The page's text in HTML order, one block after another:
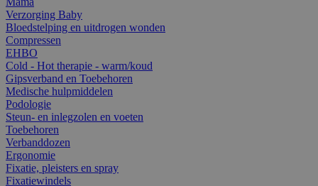
Verzorging Baby
Bloedstelping en uitdrogen wonden
Compressen
EHBO
Cold - Hot therapie - warm/koud
Gipsverband en Toebehoren
Medische hulpmiddelen
Podologie
Steun- en inlegzolen en voeten
Toebehoren
Verbanddozen
Ergonomie
Fixatie, pleisters en spray
Fixatiewindels